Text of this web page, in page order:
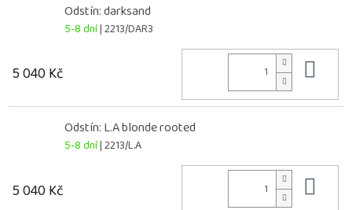
Odstín: darksand
5-8 dní| 2213/DAR3
5 040 Kč
Odstín: L.A blonde rooted
5-8 dní| 2213/L.A
5 040 Kč